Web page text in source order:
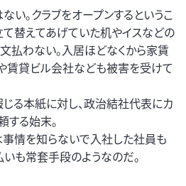
。クラブをオープンするというこ
て替えてあげていた机やイスなどの
払わない。入居ほどなくから家賃
賃貸ビル会社なども被害を受けて
る本紙に対し、政治結社代表にカ
する始末。
事情を知らないで入社した社員も
も常套手段のようなのだ。